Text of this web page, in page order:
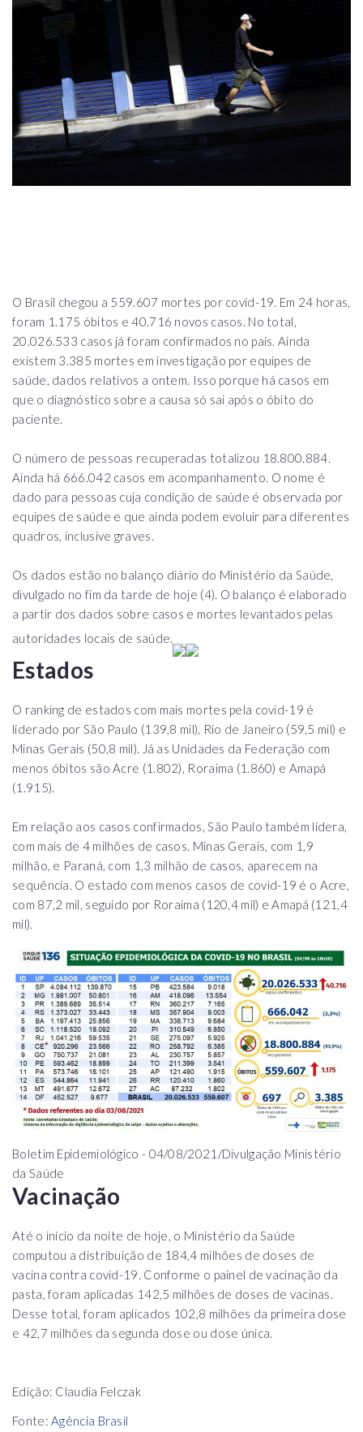
O Brasil chegou a 559.607 mortes por covid-19. Em 24 horas,
foram 1.175 óbitos e 40.716 novos casos. No total,
20.026.533 casos já foram confirmados no país. Ainda
existem 3.385 mortes em investigação por equipes de
saúde, dados relativos a ontem. Isso porque há casos em
que o diagnóstico sobre a causa só sai após o óbito do
paciente.
O número de pessoas recuperadas totalizou 18.800.884.
Ainda há 666.042 casos em acompanhamento. O nome é
dado para pessoas cuja condição de saúde é observada por
equipes de saúde e que ainda podem evoluir para diferentes
quadros, inclusive graves.
Os dados estão no balanço diário do Ministério da Saúde,
divulgado no fim da tarde de hoje (4). O balanço é elaborado
a partir dos dados sobre casos e mortes levantados pelas
autoridades locais de saúde.
Estados
O ranking de estados com mais mortes pela covid-19 é
liderado por São Paulo (139,8 mil), Rio de Janeiro (59,5 mil) e
Minas Gerais (50,8 mil). Já as Unidades da Federação com
menos óbitos são Acre (1.802), Roraima (1.860) e Amapá
(1.915).
Em relação aos casos confirmados, São Paulo também lidera,
com mais de 4 milhões de casos. Minas Gerais, com 1,9
milhão, e Paraná, com 1,3 milhão de casos, aparecem na
sequência. O estado com menos casos de covid-19 é o Acre,
com 87,2 mil, seguido por Roraima (120,4 mil) e Amapá (121,4
mil).
Boletim Epidemiológico - 04/08/2021/Divulgação Ministério
da Saúde
Vacinação
Até o início da noite de hoje, o Ministério da Saúde
computou a distribuição de 184,4 milhões de doses de
vacina contra covid-19. Conforme o painel de vacinação da
pasta, foram aplicadas 142,5 milhões de doses de vacinas.
Desse total, foram aplicados 102,8 milhões da primeira dose
e 42,7 milhões da segunda dose ou dose única.
Edição: Claudia Felczak
Fonte:Agência Brasil